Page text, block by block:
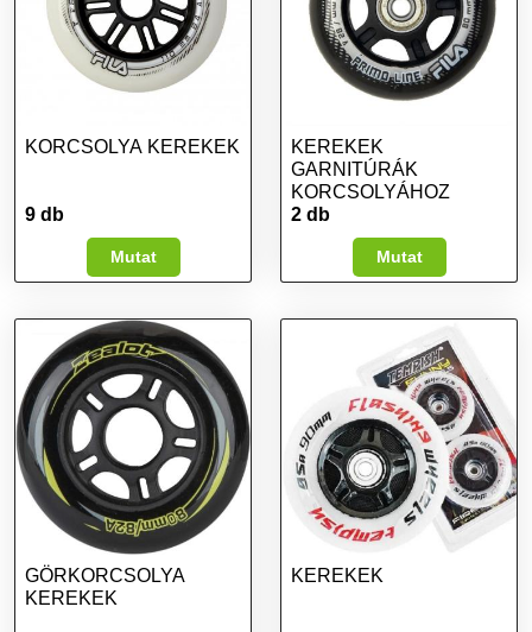
KORCSOLYA KEREKEK
9 db
Mutat
KEREKEK
GARNITÚRÁK
KORCSOLYÁHOZ
2 db
Mutat
GÖRKORCSOLYA
KEREKEK
KEREKEK